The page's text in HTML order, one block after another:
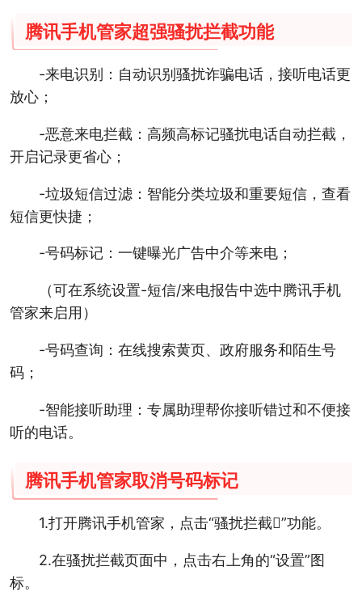
腾讯手机管家超强骚扰拦截功能
-来电识别：自动识别骚扰诈骗电话，接听电话更
放心；
-恶意来电拦截：高频高标记骚扰电话自动拦截，
开启记录更省心；
-垃圾短信过滤：智能分类垃圾和重要短信，查看
短信更快捷；
-号码标记：一键曝光广告中介等来电；
（可在系统设置-短信/来电报告中选中腾讯手机
管家来启用）
-号码查询：在线搜索黄页、政府服务和陌生号
码；
-智能接听助理：专属助理帮你接听错过和不便接
听的电话。
腾讯手机管家取消号码标记
1.打开腾讯手机管家，点击“骚扰拦截”功能。
2.在骚扰拦截页面中，点击右上角的“设置”图
标。